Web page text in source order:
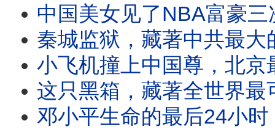
中国美女见了NBA富豪三次，竟敢勒索
秦城监狱，藏著中共最
小飞机撞上中国尊，北京最严禁飞区竟被突
这只黑箱，藏著全世界
邓小平生命的最后24小时：揭开